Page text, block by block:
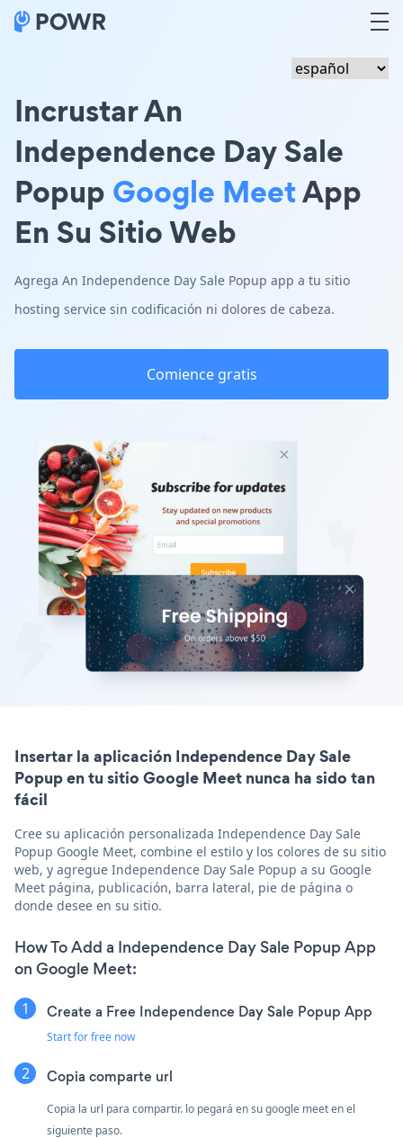
Incrustar An
Independence Day Sale
Popup Google MeetApp
En Su Sitio Web
Agrega An Independence Day Sale Popup app a tu sitio
hosting service sin codificación ni dolores de cabeza.
Comience gratis
Insertar la aplicación Independence Day Sale
Popup en tu sitio Google Meet nunca ha sido tan
fácil
Cree su aplicación personalizada Independence Day Sale
Popup Google Meet, combine el estilo y los colores de su sitio
web, y agregue Independence Day Sale Popup a su Google
Meet página, publicación, barra lateral, pie de página o
donde desee en su sitio.
How To Add a Independence Day Sale Popup App
on Google Meet:
Create a Free Independence Day Sale Popup App
Start for free now
Copia comparte url
Copia la url para compartir. lo pegará en su google meet en el
siguiente paso.